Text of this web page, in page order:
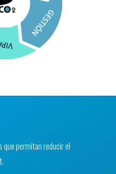
que permitan reducir el